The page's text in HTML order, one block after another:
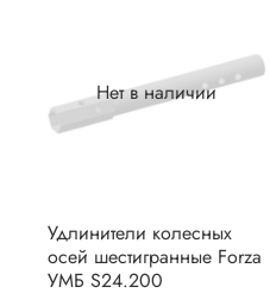
Нет в наличии
Удлинители колесных
осей шестигранные Forza
УМБ S24.200